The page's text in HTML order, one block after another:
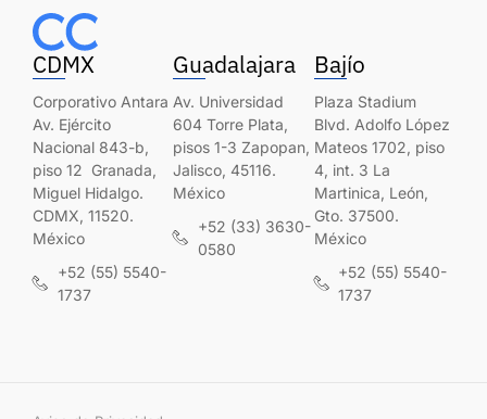
CDMX
Corporativo Antara
Av. Ejército
Nacional 843-b,
piso 12 Granada,
Miguel Hidalgo.
CDMX, 11520.
México
+52 (55) 5540-
1737
Guadalajara
Av. Universidad
604 Torre Plata,
pisos 1-3 Zapopan,
Jalisco, 45116.
México
+52 (33) 3630-
0580
Bajío
Plaza Stadium
Blvd. Adolfo López
Mateos 1702, piso
4, int. 3 La
Martinica, León,
Gto. 37500.
México
+52 (55) 5540-
1737